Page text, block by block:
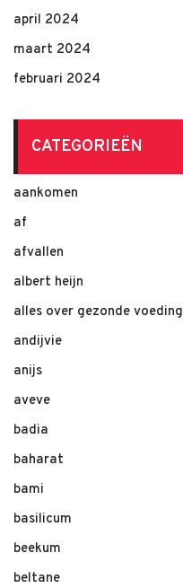
april 2024
maart 2024
februari 2024
CATEGORIEËN
aankomen
af
afvallen
albert heijn
alles over gezonde voeding
andijvie
anijs
aveve
badia
baharat
bami
basilicum
beekum
beltane